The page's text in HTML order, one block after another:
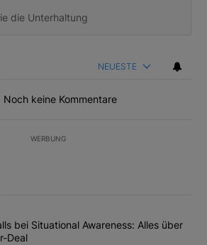
NEUESTE
Noch keine Kommentare
WERBUNG
Liste der am meisten kommentierten
Titel "Margin Calls bei Situational
bei Situational Awareness: Alles über
Deal